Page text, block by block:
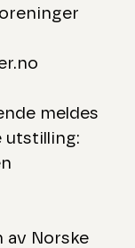
meldes
utstilling:
av Norske